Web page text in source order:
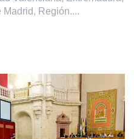
Madrid, Región....